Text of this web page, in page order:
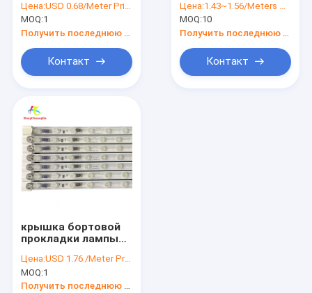
контржурным
светом СИД
прокладки SMD3030
17mm IP45 75CRI
СИД твердую
Цена:USD 0.68/Meter Price negotiable
MOQ:1
Контакт
СИД светлой
коробки 18LEDs
твердый
Цена:1.43~1.56/Meters Price negotiable
MOQ:10
Контакт
крышка бортовой
прокладки лампы
220V прозрачная
для знаков
рекламы светлой
Цена:USD 1.76 /Meter Price negotiable
MOQ:1
Получить последнюю цену